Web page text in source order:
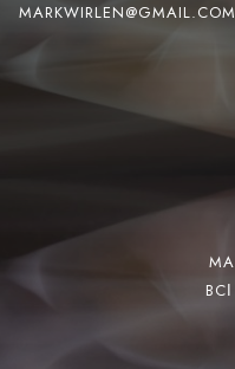
MARKWIRLEN@GMAIL.COM